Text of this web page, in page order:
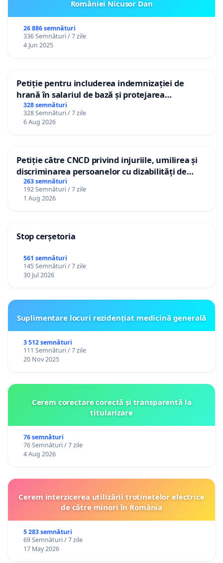
României Nicusor Dan
26 886 semnături
336 Semnături / 7 zile
4 Jun 2025
Petiție pentru includerea indemnizației de
hrană în salariul de bază și protejarea
gradațiilor de vechime pentru asistenții
personali
328 semnături
328 Semnături / 7 zile
6 Aug 2026
Petiție către CNCD privind injuriile, umilirea și
discriminarea persoanelor cu dizabilități de
către utilizatorul TikTok „Gorici”
263 semnături
192 Semnături / 7 zile
1 Aug 2026
Stop cerșetoria
561 semnături
145 Semnături / 7 zile
30 Jul 2026
Suplimentare locuri rezidențiat medicină generală
3 512 semnături
111 Semnături / 7 zile
20 Nov 2025
Cerem corectare corectă și transparentă la
titularizare
76 semnături
76 Semnături / 7 zile
4 Aug 2026
Cerem interzicerea utilizării trotinetelor electrice
de către minori în România
5 283 semnături
69 Semnături / 7 zile
17 May 2026